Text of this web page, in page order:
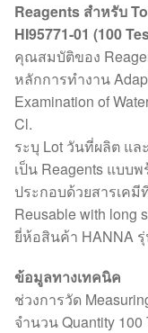
Reagents สำหรับ
HI95771-01 (100
คุณสมบัติของ
หลักการทำงาน
Examination of
Cl.
ระบุ Lot วันที่ผลิต แ
เป็น Reagents แบบ
ประกอบด้วยสารเค
Reusable with long
ยี่ห้อสินค้า HANNA รุ่
ข้อมูลทางเทคนิค
ช่วงการวัด
จำนวน Quantity 100